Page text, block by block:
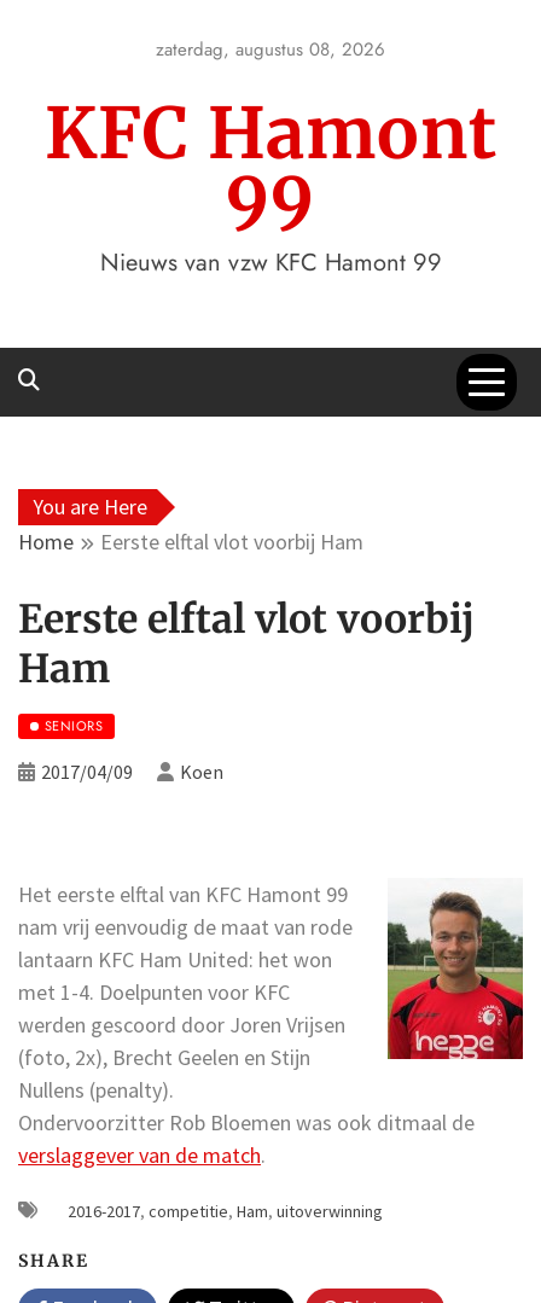
zaterdag, augustus 08, 2026
KFC Hamont
99
Nieuws van vzw KFC Hamont 99
You are Here
Home
Eerste elftal vlot voorbij Ham
Eerste elftal vlot voorbij
Ham
SENIORS
2017/04/09 Koen
Het eerste elftal van KFC Hamont 99
nam vrij eenvoudig de maat van rode
lantaarn KFC Ham United: het won
met 1-4. Doelpunten voor KFC
werden gescoord door Joren Vrijsen
(foto, 2x), Brecht Geelen en Stijn
Nullens (penalty).
Ondervoorzitter Rob Bloemen was ook ditmaal de
verslaggever van de match.
2016-2017, competitie, Ham, uitoverwinning
SHARE